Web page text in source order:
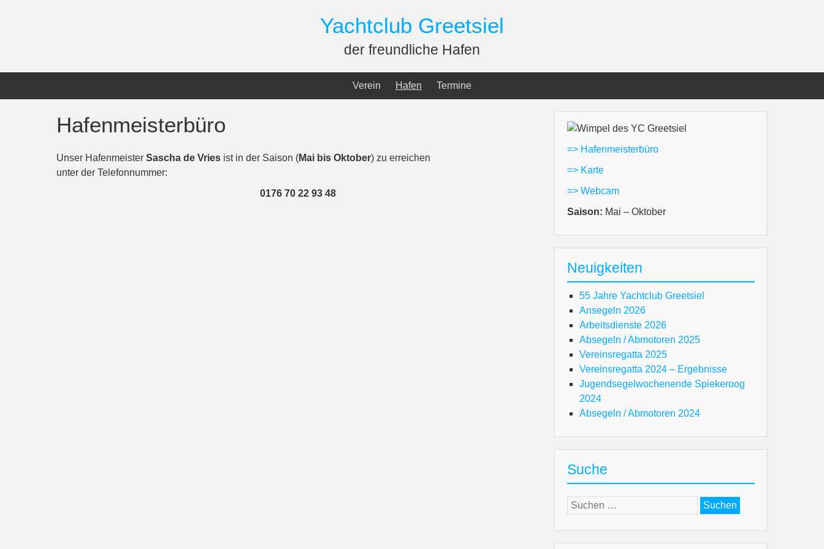
Yachtclub Greetsiel
der freundliche Hafen
Verein Hafen Termine
Hafenmeisterbüro
Unser Hafenmeister Sascha de Vries ist in der Saison (Mai bis Oktober) zu erreichen
unter der Telefonnummer:
0176 70 22 93 48
=> Hafenmeisterbüro
=> Karte
=> Webcam
Saison: Mai – Oktober
Neuigkeiten
55 Jahre Yachtclub Greetsiel
Ansegeln 2026
Arbeitsdienste 2026
Absegeln / Abmotoren 2025
Vereinsregatta 2025
Vereinsregatta 2024 – Ergebnisse
Jugendsegelwochenende Spiekeroog
2024
Absegeln / Abmotoren 2024
Suche
Suchen
nach: